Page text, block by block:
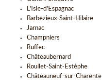
L'Isle-d'Espagnac
Barbezieux-Saint-Hilaire
Jarnac
Champniers
Ruffec
Châteaubernard
Roullet-Saint-Estèphe
Châteauneuf-sur-Charente